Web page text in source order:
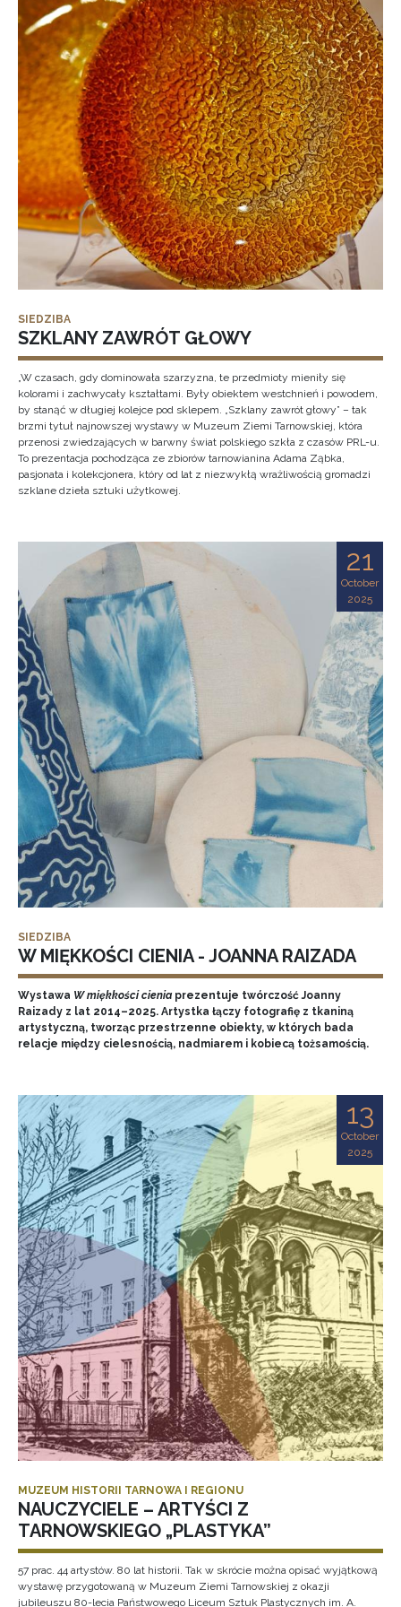
SIEDZIBA
SZKLANY ZAWRÓT GŁOWY
„W czasach, gdy dominowała szarzyzna, te przedmioty mieniły się
kolorami i zachwycały kształtami. Były obiektem westchnień i powodem,
by stanąć w długiej kolejce pod sklepem. „Szklany zawrót głowy” – tak
brzmi tytuł najnowszej wystawy w Muzeum Ziemi Tarnowskiej, która
przenosi zwiedzających w barwny świat polskiego szkła z czasów PRL-u.
To prezentacja pochodząca ze zbiorów tarnowianina Adama Ząbka,
pasjonata i kolekcjonera, który od lat z niezwykłą wrażliwością gromadzi
szklane dzieła sztuki użytkowej.
21
October
2025
SIEDZIBA
W MIĘKKOŚCI CIENIA - JOANNA RAIZADA
Wystawa W miękkości cieniaprezentuje twórczość Joanny
Raizady z lat 2014–2025. Artystka łączy fotografię z tkaniną
artystyczną, tworząc przestrzenne obiekty, w których bada
relacje między cielesnością, nadmiarem i kobiecą tożsamością.
13
October
2025
MUZEUM HISTORII TARNOWA I REGIONU
NAUCZYCIELE – ARTYŚCI Z
TARNOWSKIEGO „PLASTYKA”
57 prac. 44 artystów. 80 lat historii. Tak w skrócie można opisać wyjątkową
wystawę przygotowaną w Muzeum Ziemi Tarnowskiej z okazji
jubileuszu 80-lecia Państwowego Liceum Sztuk Plastycznych im. A.